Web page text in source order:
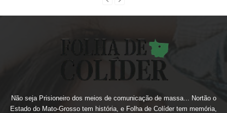
Não seja Prisioneiro dos meios de comunicação de massa... Nortão o
Estado do Mato-Grosso tem história, e Folha de Colíder tem memória,